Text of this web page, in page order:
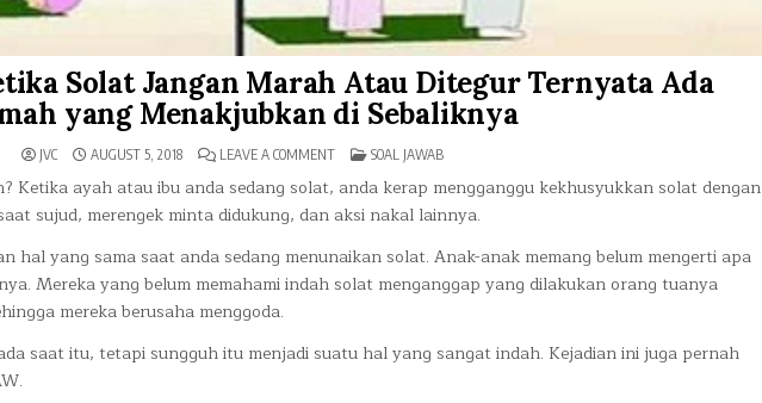
Solat Jangan Marah Atau Ditegur Ternyata Ada
yang Menakjubkan di Sebaliknya
JVC AUGUST 5, 2018 LEAVE A COMMENTON
ANAK
KETIKA
SOLAT
JANGAN
ATAU
DITEGUR
TERNYATA
DI
SEBALIKNYA
POSTED
SOAL JAWAB
Ketika ayah atau ibu anda sedang solat, anda kerap mengganggu kekhusyukkan solat dengan
sujud, merengek minta didukung, dan aksi nakal lainnya.
hal yang sama saat anda sedang menunaikan solat. Anak-anak memang belum mengerti apa
Mereka yang belum memahami indah solat menganggap yang dilakukan orang tuanya
mereka berusaha menggoda.
saat itu, tetapi sungguh itu menjadi suatu hal yang sangat indah. Kejadian ini juga pernah